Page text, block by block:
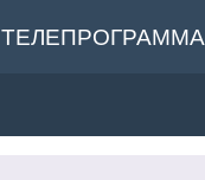
ТЕЛЕПРОГРАММА